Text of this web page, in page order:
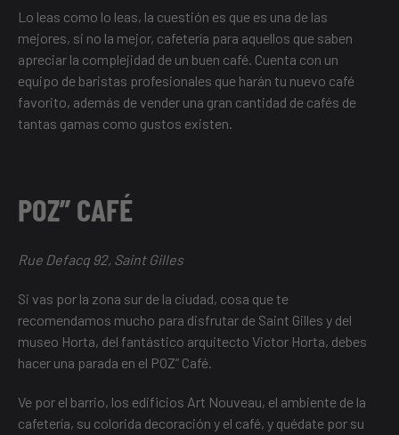
Lo leas como lo leas, la cuestión es que es una de las
mejores, si no la mejor, cafetería para aquellos que saben
apreciar la complejidad de un buen café. Cuenta con un
equipo de baristas profesionales que harán tu nuevo café
favorito, además de vender una gran cantidad de cafés de
tantas gamas como gustos existen.
POZ” CAFÉ
Rue Defacq 92, Saint Gilles
Si vas por la zona sur de la ciudad, cosa que te
recomendamos mucho para disfrutar de Saint Gilles y del
museo Horta, del fantástico arquitecto Victor Horta, debes
hacer una parada en el POZ” Café.
Ve por el barrio, los edificios Art Nouveau, el ambiente de la
cafetería, su colorida decoración y el café, y quédate por su